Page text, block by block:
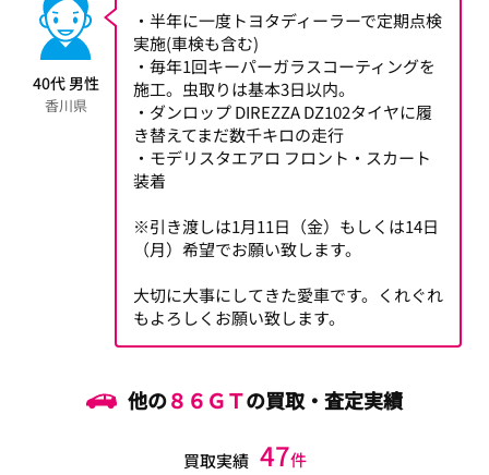
40代 男性
香川県
・半年に一度トヨタディーラーで定期点検
実施(車検も含む)
・毎年1回キーパーガラスコーティングを
施工。虫取りは基本3日以内。
・ダンロップ DIREZZA DZ102タイヤに履
き替えてまだ数千キロの走行
・モデリスタエアロ フロント・スカート
装着
※引き渡しは1月11日（金）もしくは14日
（月）希望でお願い致します。
大切に大事にしてきた愛車です。くれぐれ
もよろしくお願い致します。
他の８６ＧＴの買取・査定実績
買取実績 47件